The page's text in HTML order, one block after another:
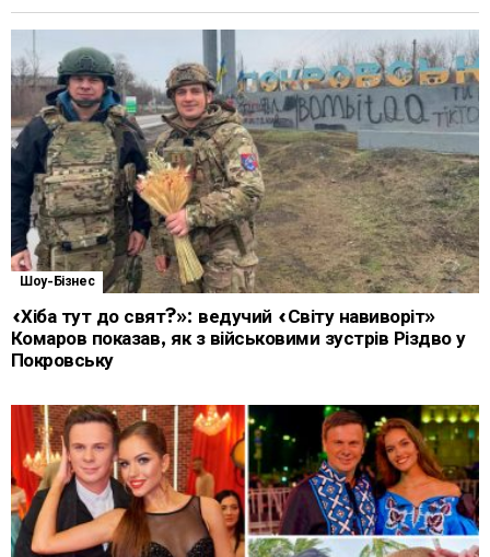
Шоу-Бізнес
«Хіба тут до свят?»: ведучий «Світу навиворіт»
Комаров показав, як з військовими зустрів Різдво у
Покровську